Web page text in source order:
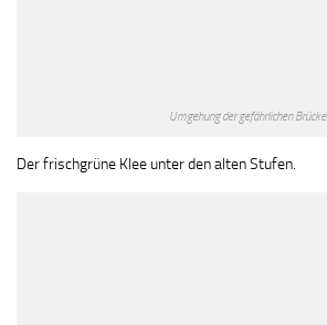
Umgehung der gefährlichen Brücke
Der frischgrüne Klee unter den alten Stufen.